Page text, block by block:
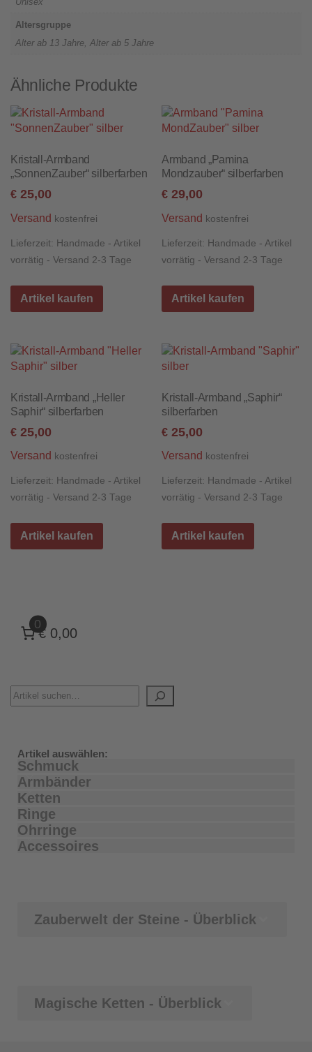
Altersgruppe
Alter ab 13 Jahre, Alter ab 5 Jahre
Ähnliche Produkte
Kristall-Armband
„SonnenZauber“ silberfarben
€ 25,00
Versand kostenfrei
Lieferzeit: Handmade - Artikel
vorrätig - Versand 2-3 Tage
Artikel kaufen
Armband „Pamina
Mondzauber“ silberfarben
€ 29,00
Versand kostenfrei
Lieferzeit: Handmade - Artikel
vorrätig - Versand 2-3 Tage
Artikel kaufen
Kristall-Armband „Heller
Saphir“ silberfarben
€ 25,00
Versand kostenfrei
Lieferzeit: Handmade - Artikel
vorrätig - Versand 2-3 Tage
Artikel kaufen
Kristall-Armband „Saphir“
silberfarben
€ 25,00
Versand kostenfrei
Lieferzeit: Handmade - Artikel
vorrätig - Versand 2-3 Tage
Artikel kaufen
0
€ 0,00
Artikel auswählen:
Schmuck
Armbänder
Ketten
Ringe
Ohrringe
Accessoires
Zauberwelt der Steine - Überblick
Magische Ketten - Überblick